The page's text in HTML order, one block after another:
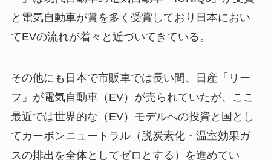
と電気自動車が賞を多く受賞しており日本におい
てEVの流れが着々と近づいてきている。
その他にも日本で市販車では長い間、日産「リー
フ」が電気自動車（EV）が売られていたが、ここ
最近では世界的な（EV）モデルへの投資と国とし
てカーボンニュートラル（脱炭素化・温室効果ガ
スの排出を全体としてゼロとする）を進めてい